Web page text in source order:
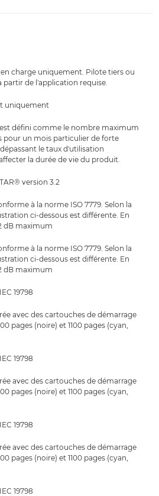
charge uniquement. Pilote tiers ou
partir de l'application requise.
uniquement
défini comme le nombre maximum
pour un mois particulier de forte
le taux d'utilisation
la durée de vie du produit.
version 3.2
à la norme ISO 7779. Selon la
ci-dessous est différente. En
dB maximum
à la norme ISO 7779. Selon la
ci-dessous est différente. En
dB maximum
19798
avec des cartouches de démarrage
pages (noire) et 1100 pages (cyan,
19798
avec des cartouches de démarrage
pages (noire) et 1100 pages (cyan,
19798
avec des cartouches de démarrage
pages (noire) et 1100 pages (cyan,
19798